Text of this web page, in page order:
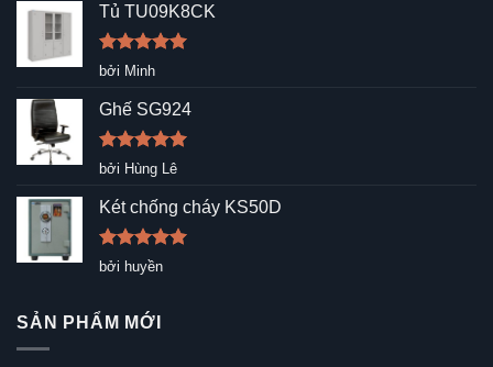
Tủ TU09K8CK
Được xếp
sao
bởi Minh
Ghế SG924
Được xếp
5
sao
bởi Hùng Lê
Két chống cháy KS50D
Được xếp
hạng5
bởi huyền
SẢN PHẨM MỚI